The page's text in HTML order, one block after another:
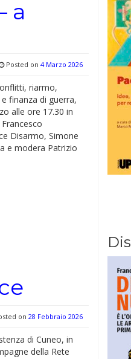
a
Posted on 4 Marzo 2026
riarmo,
finanza di guerra,
alle ore 17.30 in
Disarmo, Simone
e modera Patrizio
on 28 Febbraio 2026
di Cuneo, in
della Rete